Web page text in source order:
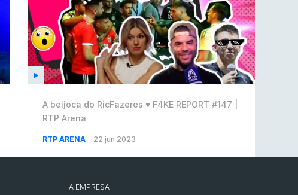
A beijoca do RicFazeres ♥️ F4KE REPORT #147 |
RTP Arena
RTP ARENA 22 jun 2023
A EMPRESA